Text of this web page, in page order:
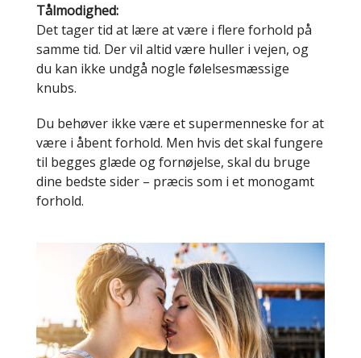
Tålmodighed:
Det tager tid at lære at være i flere forhold på
samme tid. Der vil altid være huller i vejen, og
du kan ikke undgå nogle følelsesmæssige
knubs.
Du behøver ikke være et supermenneske for at
være i åbent forhold. Men hvis det skal fungere
til begges glæde og fornøjelse, skal du bruge
dine bedste sider – præcis som i et monogamt
forhold.